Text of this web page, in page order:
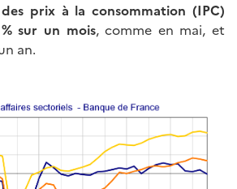
prix à la consommation (IPC)
sur un mois, comme en mai, et
an.